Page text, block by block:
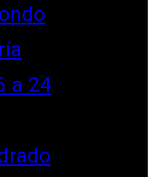
a 24